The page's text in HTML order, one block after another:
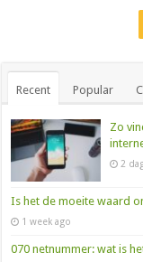
Recent Popular
Zo
2
Is het de moeite waard
1 week ago
070 netnummer: wat is